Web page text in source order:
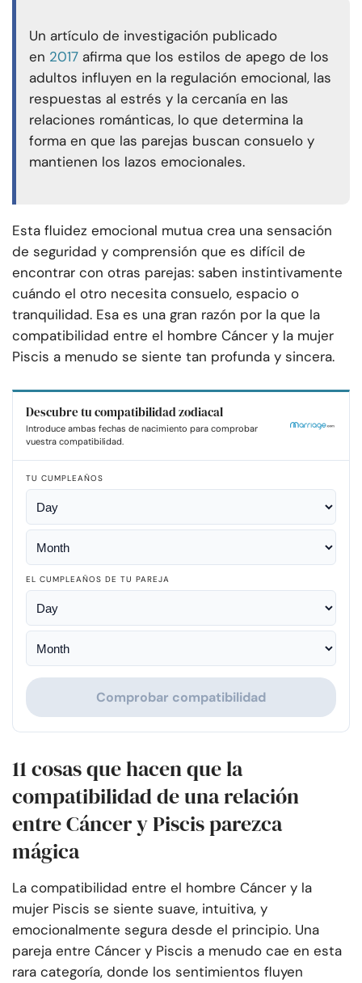
Un artículo de investigación publicado
en 2017 afirma que los estilos de apego de los
adultos influyen en la regulación emocional, las
respuestas al estrés y la cercanía en las
relaciones románticas, lo que determina la
forma en que las parejas buscan consuelo y
mantienen los lazos emocionales.
Esta fluidez emocional mutua crea una sensación
de seguridad y comprensión que es difícil de
encontrar con otras parejas: saben instintivamente
cuándo el otro necesita consuelo, espacio o
tranquilidad. Esa es una gran razón por la que la
compatibilidad entre el hombre Cáncer y la mujer
Piscis a menudo se siente tan profunda y sincera.
Descubre tu compatibilidad zodiacal
Introduce ambas fechas de nacimiento para comprobar
vuestra compatibilidad.
TU CUMPLEAÑOS
EL CUMPLEAÑOS DE TU PAREJA
Comprobar compatibilidad
11 cosas que hacen que la
compatibilidad de una relación
entre Cáncer y Piscis parezca
mágica
La compatibilidad entre el hombre Cáncer y la
mujer Piscis se siente suave, intuitiva, y
emocionalmente segura desde el principio. Una
pareja entre Cáncer y Piscis a menudo cae en esta
rara categoría, donde los sentimientos fluyen